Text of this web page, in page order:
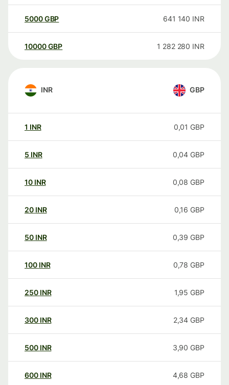
5000GBP 641 140 INR
10000 GBP 1 282 280 INR
INR GBP
1 INR 0,01 GBP
5 INR 0,04 GBP
10 INR 0,08 GBP
20 INR 0,16 GBP
50 INR 0,39 GBP
100 INR 0,78 GBP
250 INR 1,95 GBP
300 INR 2,34 GBP
500 INR 3,90 GBP
600 INR 4,68 GBP